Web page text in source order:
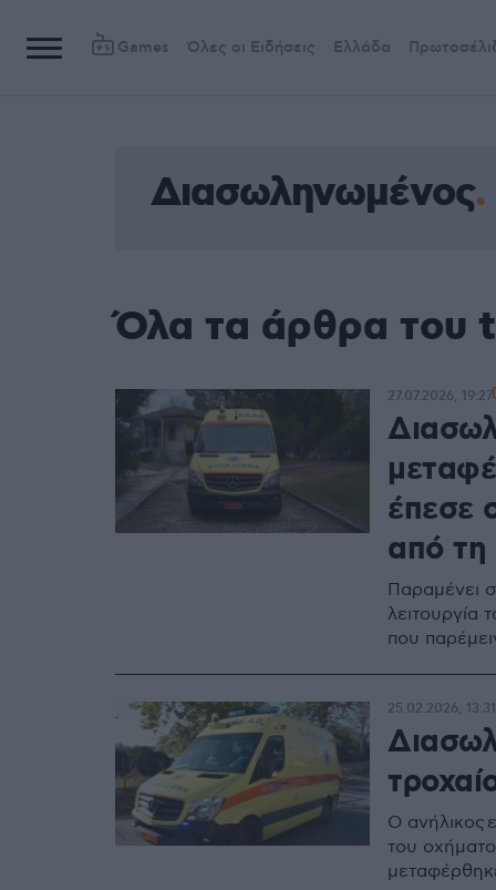
Games Όλες οι Ειδήσεις Ελλάδα
Διασωληνωμένος
Όλα τα άρθρα του
έπεσε
από τη
Παραμένει
λειτουργία
που
27.07.2026, 19:27
Ο ανήλικος
του
25.02.2026, 13:31